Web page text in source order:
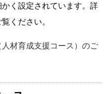
く設定されています。詳
ください。
材育成支援コース）のご